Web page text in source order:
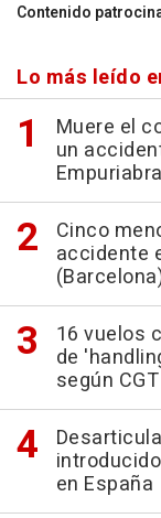
Contenido
Lo más leído
Muere el
un
Cinco
accidente
16 vuelos
de
según CGT
en España